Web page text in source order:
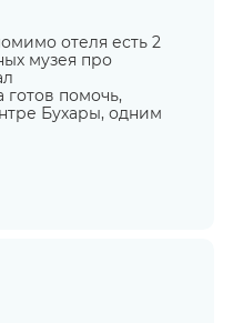
отеля есть 2
музея про
помочь,
Бухары, одним